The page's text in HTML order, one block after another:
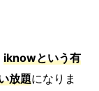
iknowという有
放題になりま